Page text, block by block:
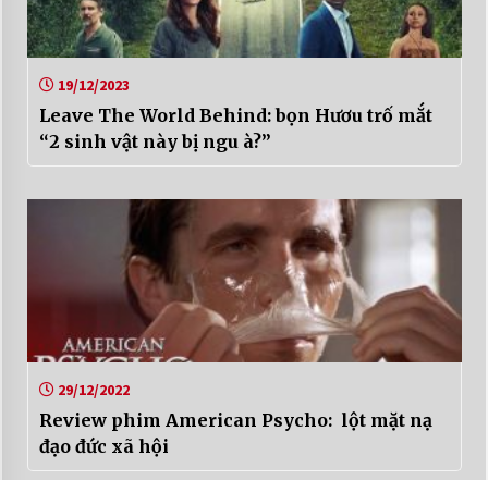
19/12/2023
Leave The World Behind: bọn Hươu trố mắt
“2 sinh vật này bị ngu à?”
29/12/2022
Review phim American Psycho: lột mặt nạ
đạo đức xã hội